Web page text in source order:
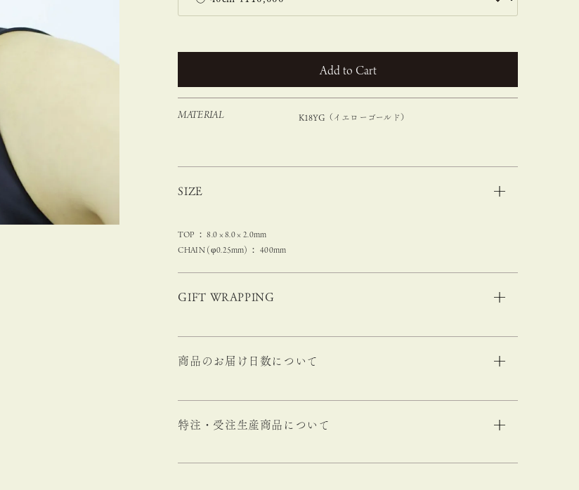
カートに入れる
MATERIAL K18YG（イエローゴールド）
SIZE
TOP ： 8.0 × 8.0 × 2.0mm
CHAIN (φ0.25mm) ： 400mm
GIFT WRAPPING
商品のお届け日数について
特注・受注生産商品について